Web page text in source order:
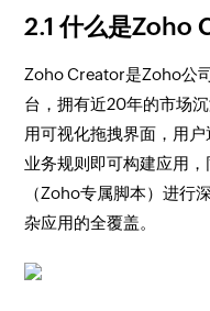
2.1 什么是Zoho
Zoho Creator是Zoho公
台，拥有近20年的市场
用可视化拖拽界面，用
业务规则即可构建应用
（Zoho专属脚本）进行
杂应用的全覆盖。